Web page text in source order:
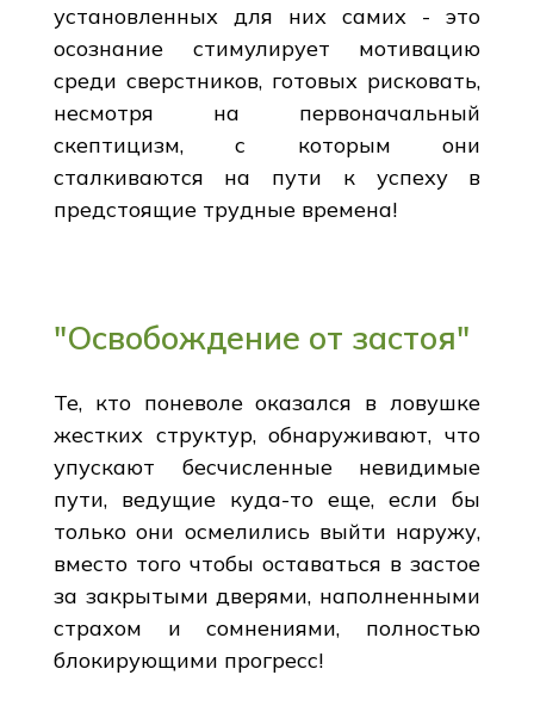
установленных для них самих - это
осознание стимулирует мотивацию
среди сверстников, готовых рисковать,
несмотря на первоначальный
скептицизм, с которым они
сталкиваются на пути к успеху в
предстоящие трудные времена!
"Освобождение от застоя"
Те, кто поневоле оказался в ловушке
жестких структур, обнаруживают, что
упускают бесчисленные невидимые
пути, ведущие куда-то еще, если бы
только они осмелились выйти наружу,
вместо того чтобы оставаться в застое
за закрытыми дверями, наполненными
страхом и сомнениями, полностью
блокирующими прогресс!